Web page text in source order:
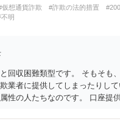
、だいたい、みなさん暫く待ち
てなくなって、「資金集金役」
金役」にはお金がありません
「資金集金役」には財産がない
話を信じて、お金を出している
害者だ」と言ってきます。お
と投資案件保有者の「金銭消
仮想通貨詐欺 #詐欺の法的措置
明
回収困難類型です。 そもそも
業者に提供してしまったりし
性の人たちなのです。 口座提
立するのかなども問題となり